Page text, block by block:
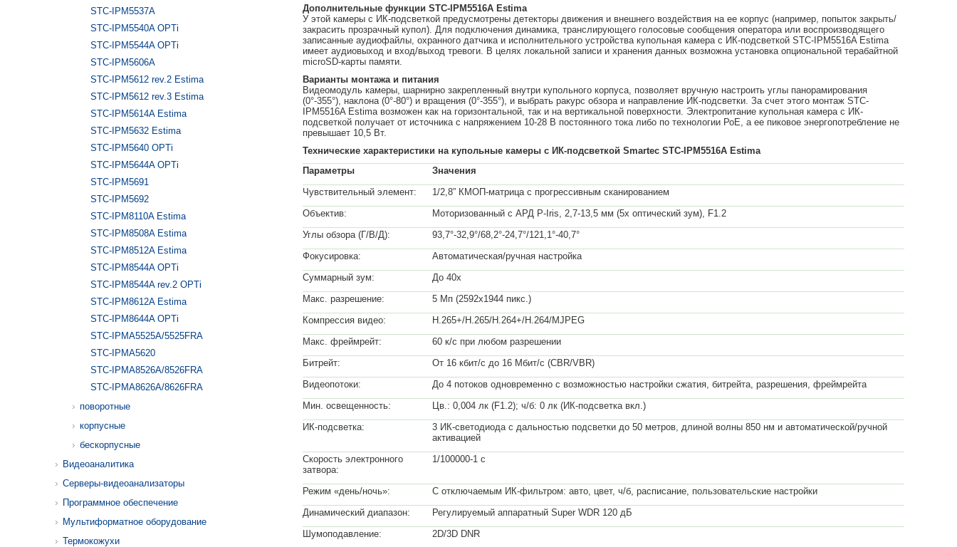
STC-IPM5537A
STC-IPM5540A OPTi
STC-IPM5544A OPTi
STC-IPM5606A
STC-IPM5612 rev.2 Estima
STC-IPM5612 rev.3 Estima
STC-IPM5614A Estima
STC-IPM5632 Estima
STC-IPM5640 OPTi
STC-IPM5644A OPTi
STC-IPM5691
STC-IPM5692
STC-IPM8110A Estima
STC-IPM8508A Estima
STC-IPM8512A Estima
STC-IPM8544A OPTi
STC-IPM8544A rev.2 OPTi
STC-IPM8612A Estima
STC-IPM8644A OPTi
STC-IPMA5525A/5525FRA
STC-IPMА5620
STC-IPMA8526A/8526FRA
STC-IPMA8626A/8626FRA
поворотные
корпусные
бескорпусные
Видеоаналитика
Серверы-видеоанализаторы
Программное обеспечение
Мультиформатное оборудование
Термокожухи
Дополнительные функции STC-IPM5516A Estima
У этой камеры с ИК-подсветкой предусмотрены детекторы движения и внешнего воздействия на ее корпус (например, попыток закрыть/
закрасить прозрачный купол). Для подключения динамика, транслирующего голосовые сообщения оператора или воспроизводящего
записанные аудиофайлы, охранного датчика и исполнительного устройства купольная камера с ИК-подсветкой STC-IPM5516A Estima
имеет аудиовыход и вход/выход тревоги. В целях локальной записи и хранения данных возможна установка опциональной терабайтной
microSD-карты памяти.
Варианты монтажа и питания
Видеомодуль камеры, шарнирно закрепленный внутри купольного корпуса, позволяет вручную настроить углы панорамирования
(0°-355°), наклона (0°-80°) и вращения (0°-355°), и выбрать ракурс обзора и направление ИК-подсветки. За счет этого монтаж STC-
IPM5516A Estima возможен как на горизонтальной, так и на вертикальной поверхности. Электропитание купольная камера с ИК-
подсветкой получает от источника с напряжением 10-28 В постоянного тока либо по технологии РоЕ, а ее пиковое энергопотребление не
превышает 10,5 Вт.
Технические характеристики на купольные камеры с ИК-подсветкой Smartec STC-IPM5516A Estima
Параметры
Значения
Чувствительный элемент:
1/2,8” КМОП-матрица с прогрессивным сканированием
Объектив:
Моторизованный с АРД P-Iris, 2,7-13,5 мм (5х оптический зум), F1.2
Углы обзора (Г/В/Д):
93,7°-32,9°/68,2°-24,7°/121,1°-40,7°
Фокусировка:
Автоматическая/ручная настройка
Суммарный зум:
До 40х
Макс. разрешение:
5 Мп (2592x1944 пикс.)
Компрессия видео:
H.265+/H.265/H.264+/H.264/MJPEG
Макс. фреймрейт:
60 к/с при любом разрешении
Битрейт:
От 16 кбит/с до 16 Мбит/с (CBR/VBR)
Видеопотоки:
До 4 потоков одновременно с возможностью настройки сжатия, битрейта, разрешения, фреймрейта
Мин. освещенность:
Цв.: 0,004 лк (F1.2); ч/б: 0 лк (ИК-подсветка вкл.)
ИК-подсветка:
3 ИК-светодиода с дальностью подсветки до 50 метров, длиной волны 850 нм и автоматической/ручной
активацией
Скорость электронного
затвора:
1/100000-1 с
Режим «день/ночь»:
С отключаемым ИК-фильтром: авто, цвет, ч/б, расписание, пользовательские настройки
Динамический диапазон:
Регулируемый аппаратный Super WDR 120 дБ
Шумоподавление:
2D/3D DNR